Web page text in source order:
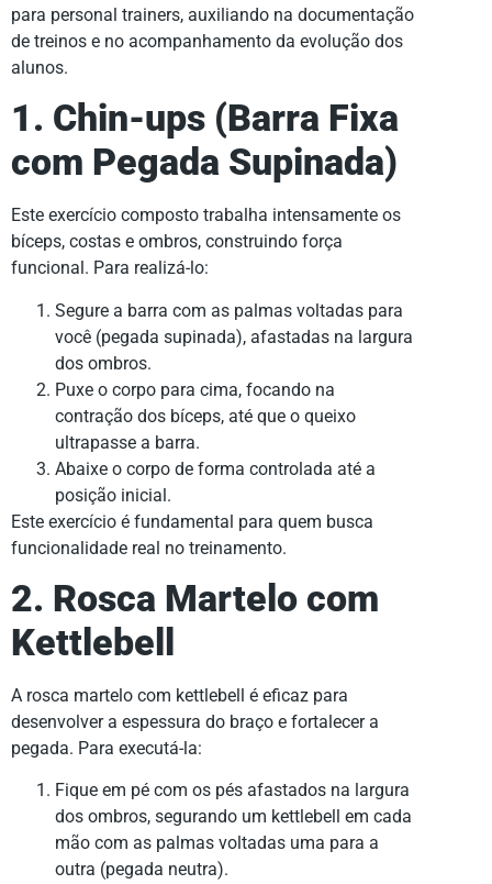
para personal trainers, auxiliando na documentação
de treinos e no acompanhamento da evolução dos
alunos.
1. Chin-ups (Barra Fixa
com Pegada Supinada)
Este exercício composto trabalha intensamente os
bíceps, costas e ombros, construindo força
funcional. Para realizá-lo:
Segure a barra com as palmas voltadas para
você (pegada supinada), afastadas na largura
dos ombros.
Puxe o corpo para cima, focando na
contração dos bíceps, até que o queixo
ultrapasse a barra.
Abaixe o corpo de forma controlada até a
posição inicial.
Este exercício é fundamental para quem busca
funcionalidade real no treinamento.
2. Rosca Martelo com
Kettlebell
A rosca martelo com kettlebell é eficaz para
desenvolver a espessura do braço e fortalecer a
pegada. Para executá-la:
Fique em pé com os pés afastados na largura
dos ombros, segurando um kettlebell em cada
mão com as palmas voltadas uma para a
outra (pegada neutra).